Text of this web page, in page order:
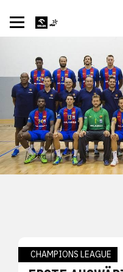
CHAMPIONS LEAGUE